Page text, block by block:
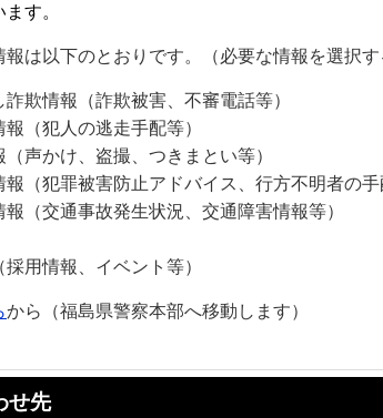
す。
報は以下のとおりです。（必要な情報を選択す
詐欺情報（詐欺被害、不審電話等）
報（犯人の逃走手配等）
（声かけ、盗撮、つきまとい等）
報（犯罪被害防止アドバイス、行方不明者の手
報（交通事故発生状況、交通障害情報等）
採用情報、イベント等）
から（福島県警察本部へ移動します）
せ先